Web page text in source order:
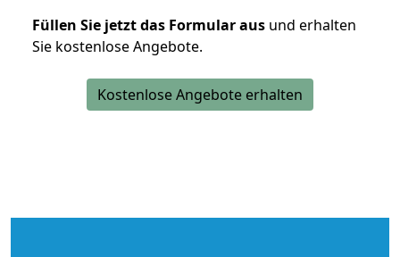
Füllen Sie jetzt das Formular aus und erhalten
Sie kostenlose Angebote.
Kostenlose Angebote erhalten